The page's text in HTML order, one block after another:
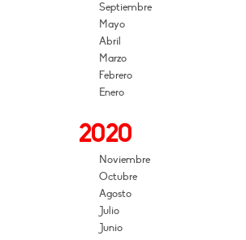
Septiembre
Mayo
Abril
Marzo
Febrero
Enero
2020
Noviembre
Octubre
Agosto
Julio
Junio